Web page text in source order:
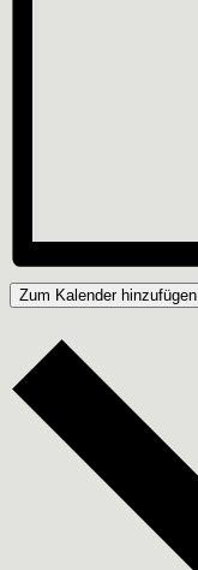
Zum Kalender hinzufügen